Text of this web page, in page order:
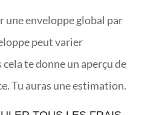
une enveloppe global par
peut varier
te donne un aperçu de
Tu auras une estimation.